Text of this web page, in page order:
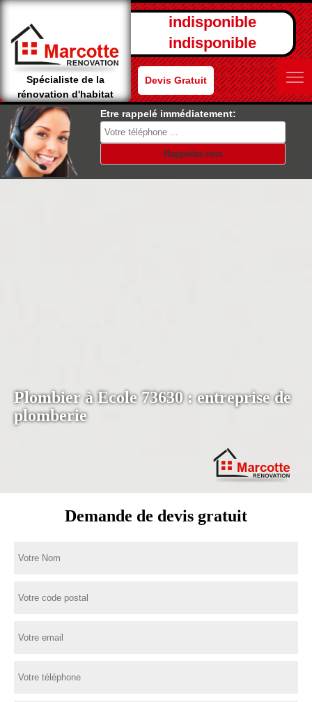
Spécialiste de la
rénovation d'habitat
indisponible
indisponible
Devis Gratuit
Etre rappelé immédiatement:
Plombier à Ecole 73630 : entreprise de
plomberie
Demande de devis gratuit